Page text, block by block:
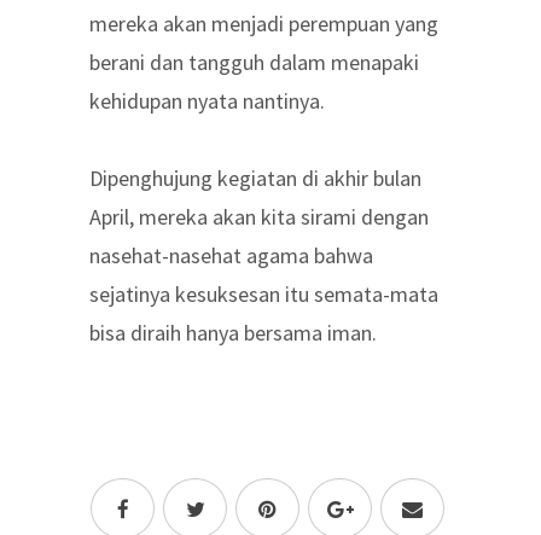
mereka akan menjadi perempuan yang
berani dan tangguh dalam menapaki
kehidupan nyata nantinya.
Dipenghujung kegiatan di akhir bulan
April, mereka akan kita sirami dengan
nasehat-nasehat agama bahwa
sejatinya kesuksesan itu semata-mata
bisa diraih hanya bersama iman.